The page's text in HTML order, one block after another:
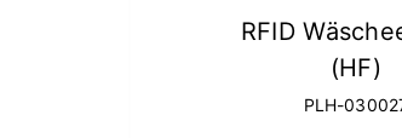
RFID
(HF)
PLH-